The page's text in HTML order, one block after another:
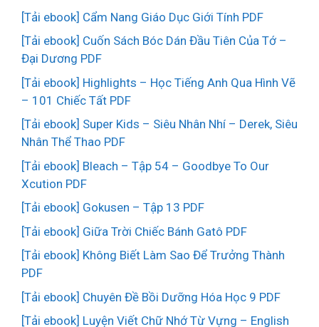
[Tải ebook] Cẩm Nang Giáo Dục Giới Tính PDF
[Tải ebook] Cuốn Sách Bóc Dán Đầu Tiên Của Tớ –
Đại Dương PDF
[Tải ebook] Highlights – Học Tiếng Anh Qua Hình Vẽ
– 101 Chiếc Tất PDF
[Tải ebook] Super Kids – Siêu Nhân Nhí – Derek, Siêu
Nhân Thể Thao PDF
[Tải ebook] Bleach – Tập 54 – Goodbye To Our
Xcution PDF
[Tải ebook] Gokusen – Tập 13 PDF
[Tải ebook] Giữa Trời Chiếc Bánh Gatô PDF
[Tải ebook] Không Biết Làm Sao Để Trưởng Thành
PDF
[Tải ebook] Chuyên Đề Bồi Dưỡng Hóa Học 9 PDF
[Tải ebook] Luyện Viết Chữ Nhớ Từ Vựng – English